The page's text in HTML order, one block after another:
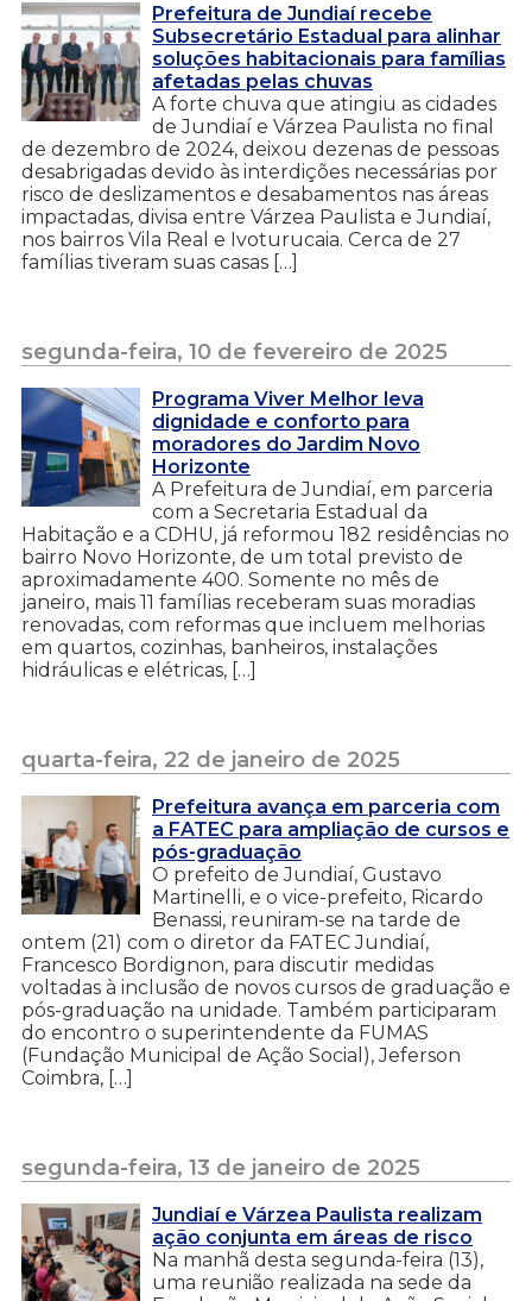
Prefeitura de Jundiaí recebe
Subsecretário Estadual para alinhar
soluções habitacionais para famílias
afetadas pelas chuvas
A forte chuva que atingiu as cidades
de Jundiaí e Várzea Paulista no final
de dezembro de 2024, deixou dezenas de pessoas
desabrigadas devido às interdições necessárias por
risco de deslizamentos e desabamentos nas áreas
impactadas, divisa entre Várzea Paulista e Jundiaí,
nos bairros Vila Real e Ivoturucaia. Cerca de 27
famílias tiveram suas casas […]
segunda-feira, 10 de fevereiro de 2025
Programa Viver Melhor leva
dignidade e conforto para
moradores do Jardim Novo
Horizonte
A Prefeitura de Jundiaí, em parceria
com a Secretaria Estadual da
Habitação e a CDHU, já reformou 182 residências no
bairro Novo Horizonte, de um total previsto de
aproximadamente 400. Somente no mês de
janeiro, mais 11 famílias receberam suas moradias
renovadas, com reformas que incluem melhorias
em quartos, cozinhas, banheiros, instalações
hidráulicas e elétricas, […]
quarta-feira, 22 de janeiro de 2025
Prefeitura avança em parceria com
a FATEC para ampliação de cursos e
pós-graduação
O prefeito de Jundiaí, Gustavo
Martinelli, e o vice-prefeito, Ricardo
Benassi, reuniram-se na tarde de
ontem (21) com o diretor da FATEC Jundiaí,
Francesco Bordignon, para discutir medidas
voltadas à inclusão de novos cursos de graduação e
pós-graduação na unidade. Também participaram
do encontro o superintendente da FUMAS
(Fundação Municipal de Ação Social), Jeferson
Coimbra, […]
segunda-feira, 13 de janeiro de 2025
Jundiaí e Várzea Paulista realizam
ação conjunta em áreas de risco
Na manhã desta segunda-feira (13),
uma reunião realizada na sede da